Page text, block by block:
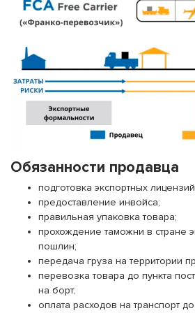
Обязанности продавца
подготовка экспортных
предоставление инвойса;
правильная упаковка товара;
прохождение таможни в стране
пошлин;
передача груза на территории
перевозка товара до пункта
на борт;
оплата расходов на транспорт